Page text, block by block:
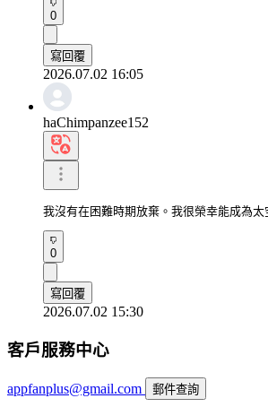
0
寫回覆
2026.07.02 16:05
haChimpanzee152
我沒有在困難時期放棄。我很榮幸能成為太
0
寫回覆
2026.07.02 15:30
客戶服務中心
appfanplus@gmail.com 郵件查詢